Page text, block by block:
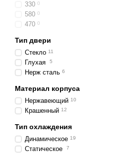
330 0
580 0
470 0
Тип двери
Стекло 11
Глухая 5
Нерж сталь 6
Материал корпуса
Нержавеющий 10
Крашенный 12
Тип охлаждения
Динамическое 19
Статическое 7